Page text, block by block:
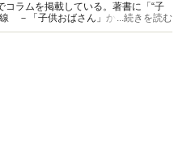
ラムを掲載している。著書に「“子
－「子供おばさん」から「大人女
...続きを読む